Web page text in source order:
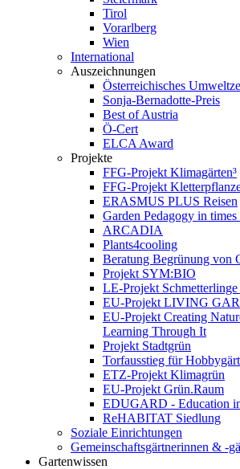
Tirol
Vorarlberg
Wien
International
Auszeichnungen
Österreichisches
Sonja-Bernadotte-Preis
Best of Austria
Ö-Cert
ELCA Award
Projekte
FFG-Projekt Klimagärten³
FFG-Projekt
ERASMUS PLUS Reisen
Garden Pedagogy in
ARCADIA
Plants4cooling
Beratung Begrünung von
Projekt SYM:BIO
LE-Projekt Schmetterlinge
EU-Projekt LIVING
EU-Projekt Creating
Learning Through It
Projekt Stadtgrün
Torfausstieg für
ETZ-Projekt Klimagrün
EU-Projekt Grün.Raum
EDUGARD - Education
ReHABITAT Siedlung
Soziale Einrichtungen
Gemeinschaftsgärtnerinnen & -
Gartenwissen